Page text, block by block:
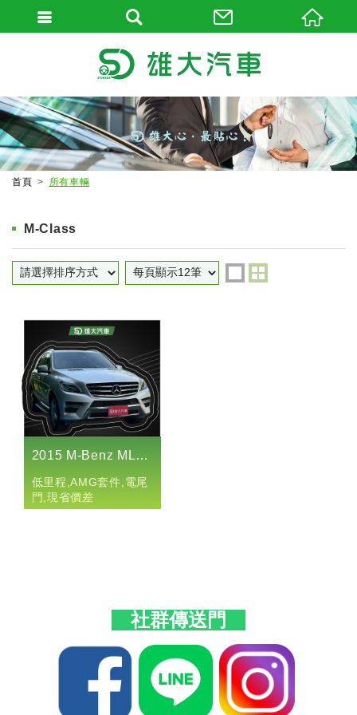
首頁 所有車輛
M-Class
2015 M-Benz ML250 Bluetec 4MATIC
低里程,AMG套件,電尾
門,現省價差
社群傳送門